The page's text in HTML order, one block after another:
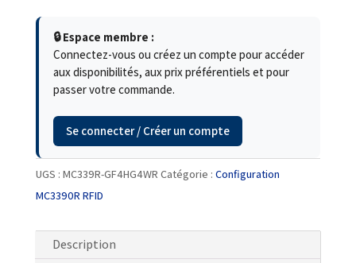
🔒 Espace membre :
Connectez-vous ou créez un compte pour accéder
aux disponibilités, aux prix préférentiels et pour
passer votre commande.
Se connecter / Créer un compte
UGS : MC339R-GF4HG4WR Catégorie : Configuration
MC3390R RFID
Description